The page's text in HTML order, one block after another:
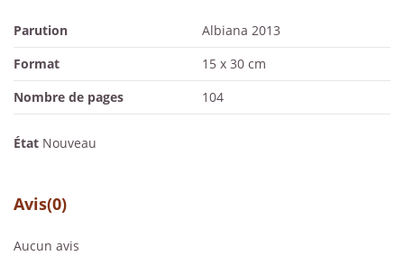
Parution
Albiana 2013
Format
15 x 30 cm
Nombre de pages
104
État Nouveau
Avis(0)
Aucun avis